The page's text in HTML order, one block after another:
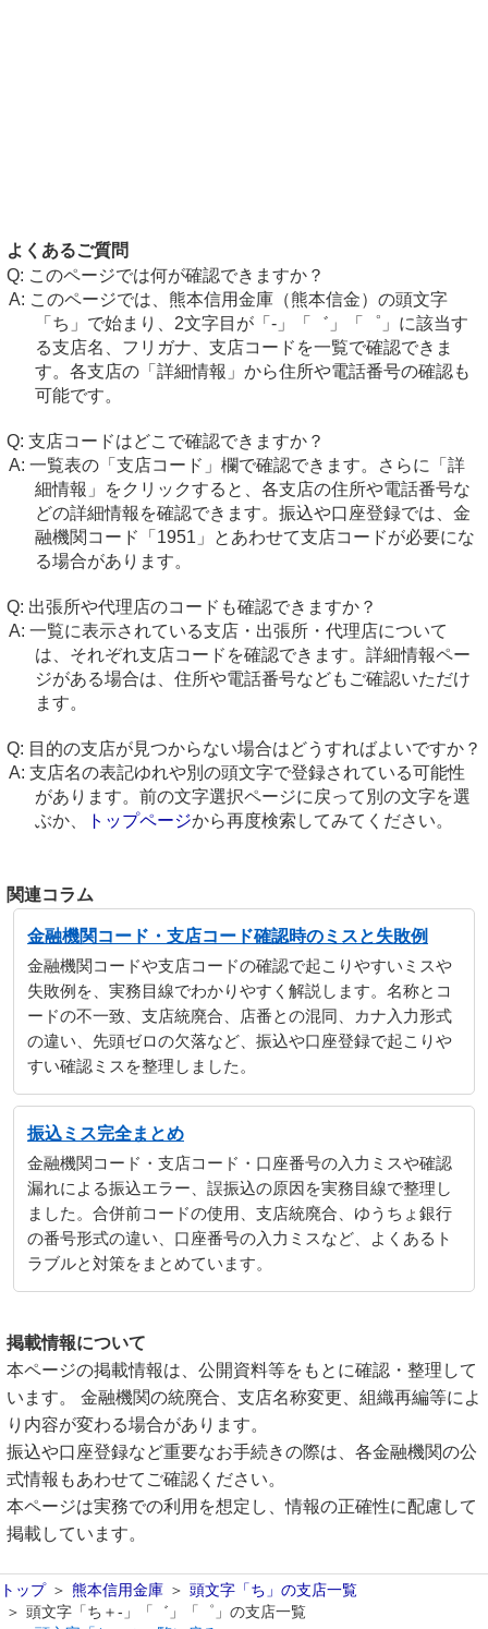
よくあるご質問
このページでは何が確認できますか？
このページでは、熊本信用金庫（熊本信金）の頭文字
「ち」で始まり、2文字目が「-」「゛」「゜」に該当す
る支店名、フリガナ、支店コードを一覧で確認できま
す。各支店の「詳細情報」から住所や電話番号の確認も
可能です。
支店コードはどこで確認できますか？
一覧表の「支店コード」欄で確認できます。さらに「詳
細情報」をクリックすると、各支店の住所や電話番号な
どの詳細情報を確認できます。振込や口座登録では、金
融機関コード「1951」とあわせて支店コードが必要にな
る場合があります。
出張所や代理店のコードも確認できますか？
一覧に表示されている支店・出張所・代理店について
は、それぞれ支店コードを確認できます。詳細情報ペー
ジがある場合は、住所や電話番号などもご確認いただけ
ます。
目的の支店が見つからない場合はどうすればよいですか？
支店名の表記ゆれや別の頭文字で登録されている可能性
があります。前の文字選択ページに戻って別の文字を選
ぶか、
トップページから再度検索してみてください。
関連コラム
金融機関コード・支店コード確認時のミスと失敗例
金融機関コードや支店コードの確認で起こりやすいミスや
失敗例を、実務目線でわかりやすく解説します。名称とコ
ードの不一致、支店統廃合、店番との混同、カナ入力形式
の違い、先頭ゼロの欠落など、振込や口座登録で起こりや
すい確認ミスを整理しました。
振込ミス完全まとめ
金融機関コード・支店コード・口座番号の入力ミスや確認
漏れによる振込エラー、誤振込の原因を実務目線で整理し
ました。合併前コードの使用、支店統廃合、ゆうちょ銀行
の番号形式の違い、口座番号の入力ミスなど、よくあるト
ラブルと対策をまとめています。
掲載情報について
本ページの掲載情報は、公開資料等をもとに確認・整理して
います。 金融機関の統廃合、支店名称変更、組織再編等によ
り内容が変わる場合があります。
振込や口座登録など重要なお手続きの際は、各金融機関の公
式情報もあわせてご確認ください。
本ページは実務での利用を想定し、情報の正確性に配慮して
掲載しています。
トップ 熊本信用金庫
頭文字「ち」の支店一覧
頭文字「ち＋-」「゛」「゜」の支店一覧